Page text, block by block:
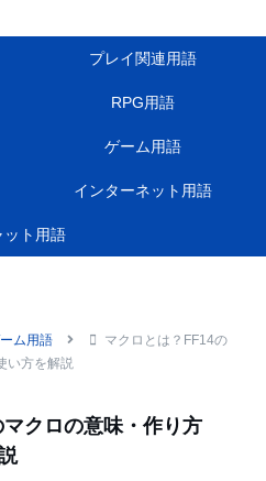
プレイ関連用語
RPG用語
ゲーム用語
インターネット用語
ット用語
ム用語
マクロとは？FF14の
い方を解説
クロの意味・作り方